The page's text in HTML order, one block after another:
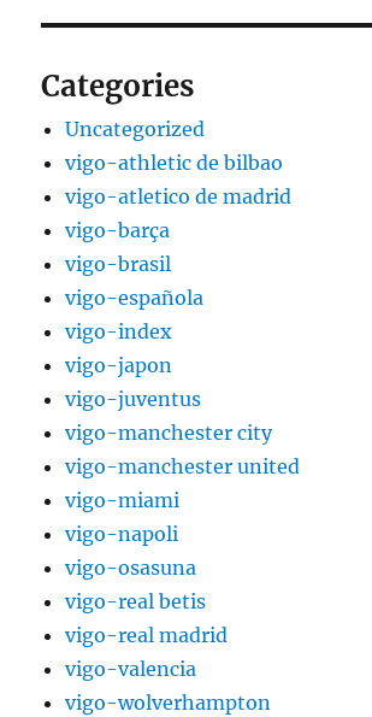
Categories
Uncategorized
vigo-athletic de bilbao
vigo-atletico de madrid
vigo-barça
vigo-brasil
vigo-española
vigo-index
vigo-japon
vigo-juventus
vigo-manchester city
vigo-manchester united
vigo-miami
vigo-napoli
vigo-osasuna
vigo-real betis
vigo-real madrid
vigo-valencia
vigo-wolverhampton